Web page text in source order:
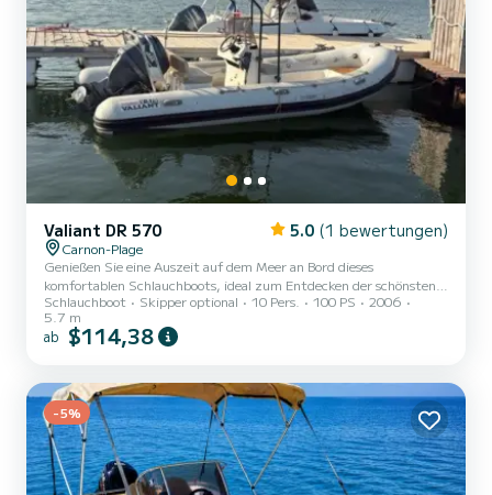
Valiant DR 570 5.0 (1 bewertungen)
Carnon-Plage
Genießen Sie eine Auszeit auf dem Meer an Bord dieses
komfortablen Schlauchboots, ideal zum Entdecken der schönsten
Buchten, zum Schwimmen im türkisfarbenen Wasser, für einen
Aperitif mit Freunden oder für einen unvergesslichen
Sonnenuntergang. Verfügbar mit oder ohne Skipper, ist dieses
entspannte Tage. Dank seiner Stabilität, des Platzangebots an
Bord und der leistungsstarken Motor...
Schlauchboot Skipper optional 10 Pers. 100 PS
2006
5.7 m
ab $114,38
-5%